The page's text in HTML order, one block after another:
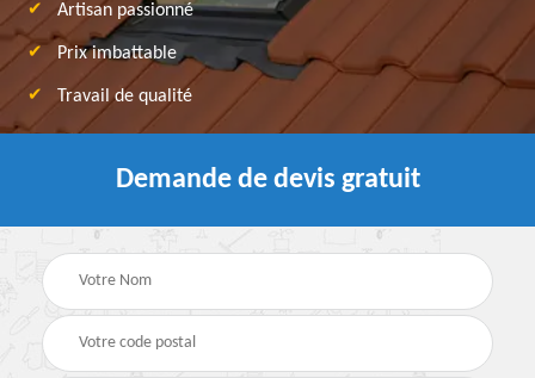
Artisan passionné
Prix imbattable
Travail de qualité
Demande de devis gratuit